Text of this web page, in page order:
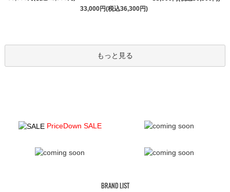
33,000円(税込36,300円)
もっと見る
PriceDown SALE
BRAND LIST